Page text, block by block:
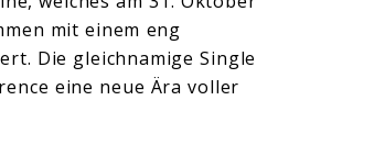
mit einem eng
Die gleichnamige Single
eine neue Ära voller